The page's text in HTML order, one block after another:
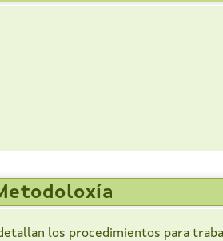
los procedimientos para